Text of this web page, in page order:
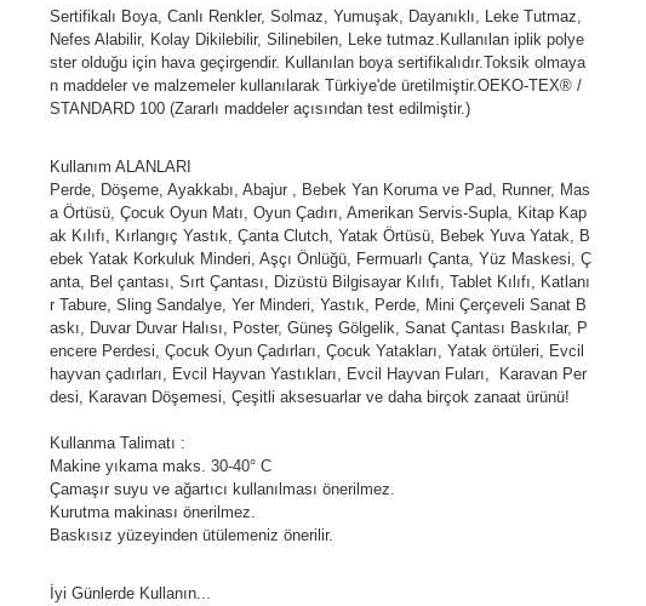
Sertifikalı Boya, Canlı Renkler, Solmaz, Yumuşak, Dayanıklı, Leke Tutmaz,
Nefes Alabilir, Kolay Dikilebilir, Silinebilen, Leke tutmaz.Kullanılan iplik polye
ster olduğu için hava geçirgendir. Kullanılan boya sertifikalıdır.Toksik olmaya
n maddeler ve malzemeler kullanılarak Türkiye'de üretilmiştir.OEKO-TEX® /
STANDARD 100 (Zararlı maddeler açısından test edilmiştir.)
Kullanım ALANLARI
Perde, Döşeme, Ayakkabı, Abajur , Bebek Yan Koruma ve Pad, Runner, Mas
a Örtüsü, Çocuk Oyun Matı, Oyun Çadırı, Amerikan Servis-Supla, Kitap Kap
ak Kılıfı, Kırlangıç Yastık, Çanta Clutch, Yatak Örtüsü, Bebek Yuva Yatak, B
ebek Yatak Korkuluk Minderi, Aşçı Önlüğü, Fermuarlı Çanta, Yüz Maskesi, Ç
anta, Bel çantası, Sırt Çantası, Dizüstü Bilgisayar Kılıfı, Tablet Kılıfı, Katlanı
r Tabure, Sling Sandalye, Yer Minderi, Yastık, Perde, Mini Çerçeveli Sanat B
askı, Duvar Duvar Halısı, Poster, Güneş Gölgelik, Sanat Çantası Baskılar, P
encere Perdesi, Çocuk Oyun Çadırları, Çocuk Yatakları, Yatak örtüleri, Evcil
hayvan çadırları, Evcil Hayvan Yastıkları, Evcil Hayvan Fuları, Karavan Per
desi, Karavan Döşemesi, Çeşitli aksesuarlar ve daha birçok zanaat ürünü!
Kullanma Talimatı :
Makine yıkama maks. 30-40° C
Çamaşır suyu ve ağartıcı kullanılması önerilmez.
Kurutma makinası önerilmez.
Baskısız yüzeyinden ütülemeniz önerilir.
İyi Günlerde Kullanın...